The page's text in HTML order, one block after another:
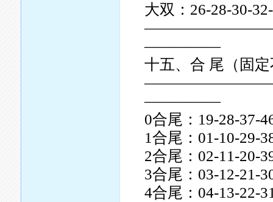
大双：26-28-30-
—————
十五、合 尾（固
—————
0合尾：19-28-37-
1合尾：01-10-29-
2合尾：02-11-20-
3合尾：03-12-21-
4合尾：04-13-22-